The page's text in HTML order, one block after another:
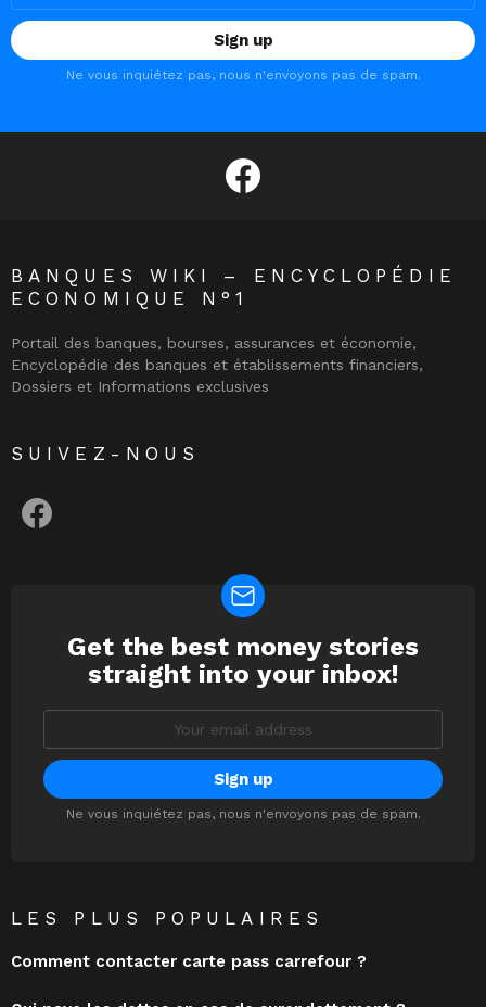
Ne vous inquiétez pas, nous n'envoyons pas de spam.
facebook
BANQUES WIKI – ENCYCLOPÉDIE
ECONOMIQUE N°1
Portail des banques, bourses, assurances et économie,
Encyclopédie des banques et établissements financiers,
Dossiers et Informations exclusives
SUIVEZ-NOUS
NEWSLETTER
Get the best money stories
straight into your inbox!
Ne vous inquiétez pas, nous n'envoyons pas de spam.
LES PLUS POPULAIRES
Comment contacter carte pass carrefour ?